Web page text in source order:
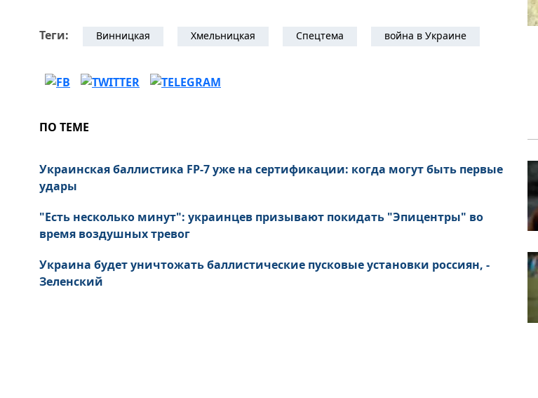
Теги: Винницкaя Хмельницкая Спецтема война в Украине
ПО ТЕМЕ
Украинская баллистика FP-7 уже на сертификации: когда могут быть первые
удары
"Есть несколько минут": украинцев призывают покидать "Эпицентры" во
время воздушных тревог
Украина будет уничтожать баллистические пусковые установки россиян, -
Зеленский